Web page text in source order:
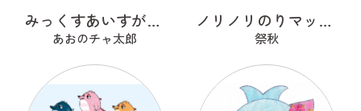
みっくすあいすがーる
あおのチャ太郎
ノリノリのりマッキーさん
祭秋